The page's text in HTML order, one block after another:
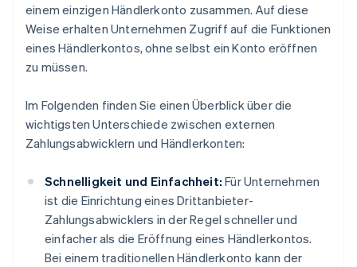
einem einzigen Händlerkonto zusammen. Auf diese
Weise erhalten Unternehmen Zugriff auf die Funktionen
eines Händlerkontos, ohne selbst ein Konto eröffnen
zu müssen.
Im Folgenden finden Sie einen Überblick über die
wichtigsten Unterschiede zwischen externen
Zahlungsabwicklern und Händlerkonten:
Schnelligkeit und Einfachheit: Für Unternehmen
ist die Einrichtung eines Drittanbieter-
Zahlungsabwicklers in der Regel schneller und
einfacher als die Eröffnung eines Händlerkontos.
Bei einem traditionellen Händlerkonto kann der